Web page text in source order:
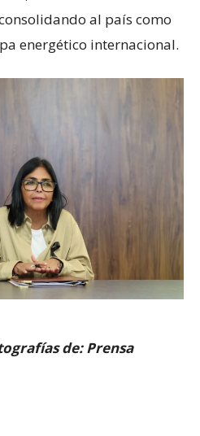
al país como
energético internacional.
de: Prensa